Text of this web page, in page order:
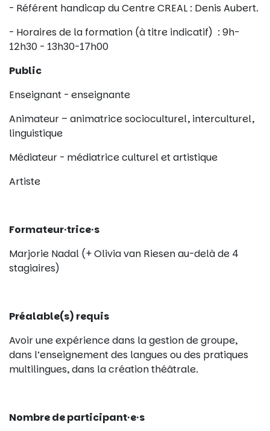
- Référent handicap du Centre CREAL : Denis Aubert.
- Horaires de la formation (à titre indicatif) : 9h-
12h30 - 13h30-17h00
Public
Enseignant - enseignante
Animateur – animatrice socioculturel, interculturel,
linguistique
Médiateur - médiatrice culturel et artistique
Artiste
Formateur·trice·s
Marjorie Nadal (+ Olivia van Riesen au-delà de 4
stagiaires)
Préalable(s) requis
Avoir une expérience dans la gestion de groupe,
dans l’enseignement des langues ou des pratiques
multilingues, dans la création théâtrale.
Nombre de participant·e·s